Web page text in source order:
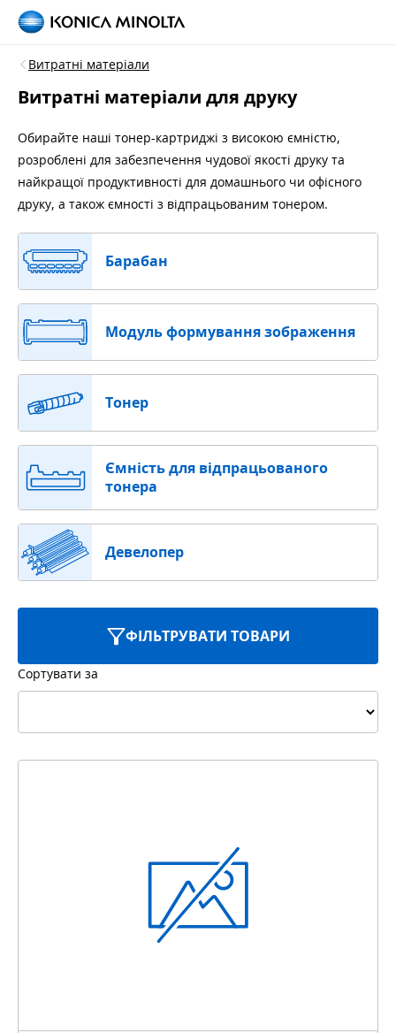
Витратні матеріали
Витратні матеріали для друку
Обирайте наші тонер-картриджі з високою ємністю,
розроблені для забезпечення чудової якості друку та
найкращої продуктивності для домашнього чи офісного
друку, а також ємності з відпрацьованим тонером.
Барабан
Модуль формування зображення
Тонер
Ємність для відпрацьованого
тонера
Девелопер
ФІЛЬТРУВАТИ ТОВАРИ
Сортувати за